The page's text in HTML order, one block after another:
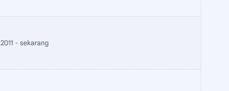
2011 - sekarang